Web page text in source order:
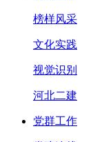
榜样风采
文化实践
视觉识别
河北二建
党群工作